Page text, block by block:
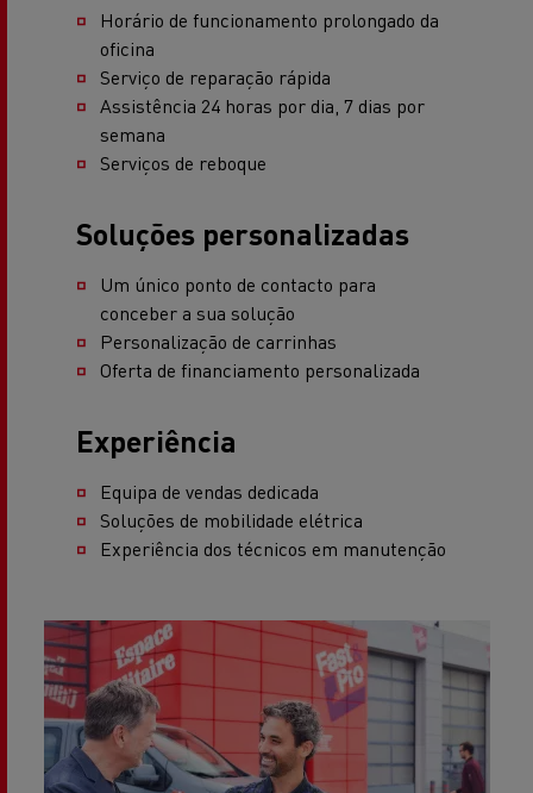
Horário de funcionamento prolongado da
oficina
Serviço de reparação rápida
Assistência 24 horas por dia, 7 dias por
semana
Serviços de reboque
Soluções personalizadas
Um único ponto de contacto para
conceber a sua solução
Personalização de carrinhas
Oferta de financiamento personalizada
Experiência
Equipa de vendas dedicada
Soluções de mobilidade elétrica
Experiência dos técnicos em manutenção